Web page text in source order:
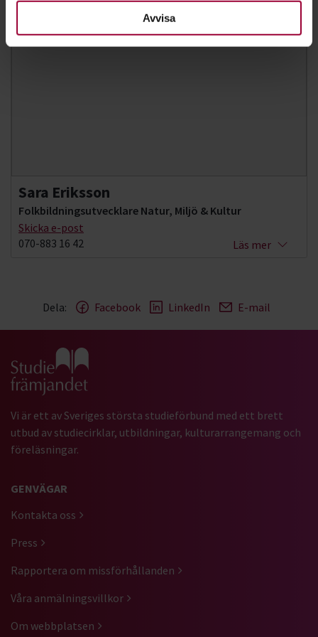
Avvisa
Sara Eriksson
Folkbildningsutvecklare Natur, Miljö & Kultur
Skicka e-post
070-883 16 42
Läs mer
Dela: Facebook LinkedIn E-mail
Gå till studiefrämjandets startsida
Vi är ett av Sveriges största studieförbund med ett brett
utbud av studiecirklar, utbildningar, kulturarrangemang och
föreläsningar.
GENVÄGAR
Kontakta oss
Press
Rapportera om missförhållanden
Våra anmälningsvillkor
Om webbplatsen